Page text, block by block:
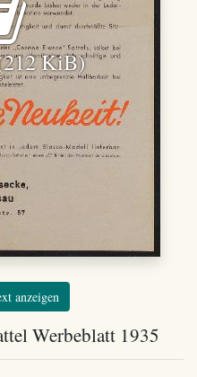
KiB)
anzeigen
Werbeblatt 1935